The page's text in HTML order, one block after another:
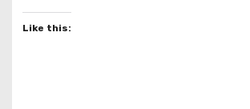
Like this: